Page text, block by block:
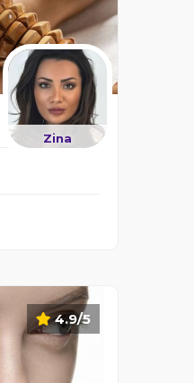
Zina
4.9/5